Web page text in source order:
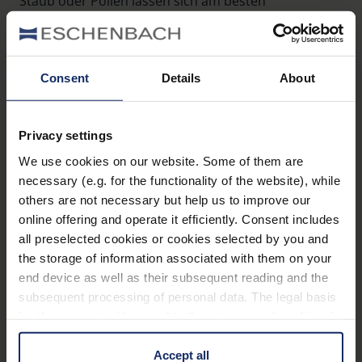
Consent Details About
Privacy settings
We use cookies on our website. Some of them are
necessary (e.g. for the functionality of the website), while
others are not necessary but help us to improve our
online offering and operate it efficiently. Consent includes
all preselected cookies or cookies selected by you and
the storage of information associated with them on your
end device as well as their subsequent reading and the
subsequent processing of personal data. The legal basis
information is Art. 25 para. 1 TDDDG and with regard to
the processing of personal data Art. 6 para. 1 lit. a
Accept all
vorsichtig
oder mit einem
feuchten
Tuch abwischen. Nehmen Sie dabei aber nicht zu
Tuch reicht völlig aus. Achten Sie besonders auf
Gelenke: Hier kann Feuchtigkeit leicht eindringen
oder das Material beschädigt werden.
Objektiv- und
Okulargläser
vorsichtig reinigen
Ihres Fernglases sind